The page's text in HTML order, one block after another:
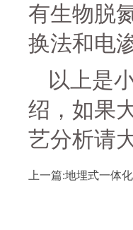
有生物脱
换法和电
以上是
绍，如果
艺分析请
上一篇:地埋式一体